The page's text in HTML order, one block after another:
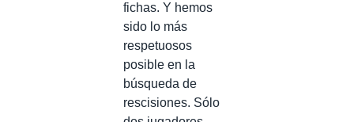
fichas. Y hemos
sido lo más
respetuosos
posible en la
búsqueda de
rescisiones. Sólo